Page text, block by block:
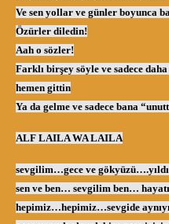
Ve sen yollar ve günler boyunca
Özürler diledin!
Aah o sözler!
Farklı birşey söyle ve sadece
hemen gittin
Ya da gelme ve sadece bana
ALF LAILA WA LAILA
sevgilim…gece ve
sen ve ben… sevgilim ben…
hepimiz…hepimiz…sevgide